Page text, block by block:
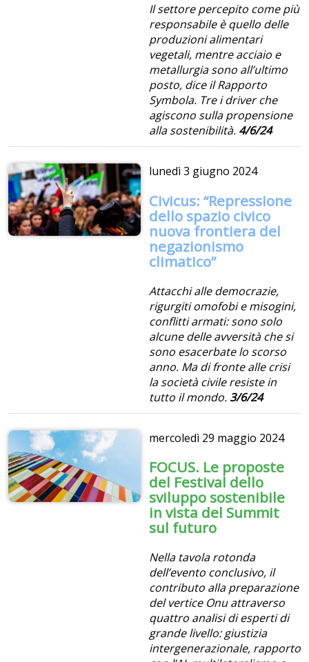
Il settore percepito come più
responsabile è quello delle
produzioni alimentari
vegetali, mentre acciaio e
metallurgia sono all’ultimo
posto, dice il Rapporto
Symbola. Tre i driver che
agiscono sulla propensione
alla sostenibilità. 4/6/24
lunedì3 giugno 2024
Civicus: “Repressione
dello spazio civico
nuova frontiera del
negazionismo
climatico”
Attacchi alle democrazie,
rigurgiti omofobi e misogini,
conflitti armati: sono solo
alcune delle avversità che si
sono esacerbate lo scorso
anno. Ma di fronte alle crisi
la società civile resiste in
tutto il mondo. 3/6/24
mercoledì 29 maggio 2024
FOCUS. Le proposte
del Festival dello
sviluppo sostenibile
in vista del Summit
sul futuro
Nella tavola rotonda
dell’evento conclusivo, il
contributo alla preparazione
del vertice Onu attraverso
quattro analisi di esperti di
grande livello: giustizia
intergenerazionale, rapporto